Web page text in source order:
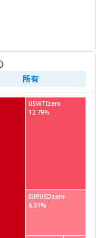
所有
USWTIzero
EURUSDzero
12.79%
6.31%